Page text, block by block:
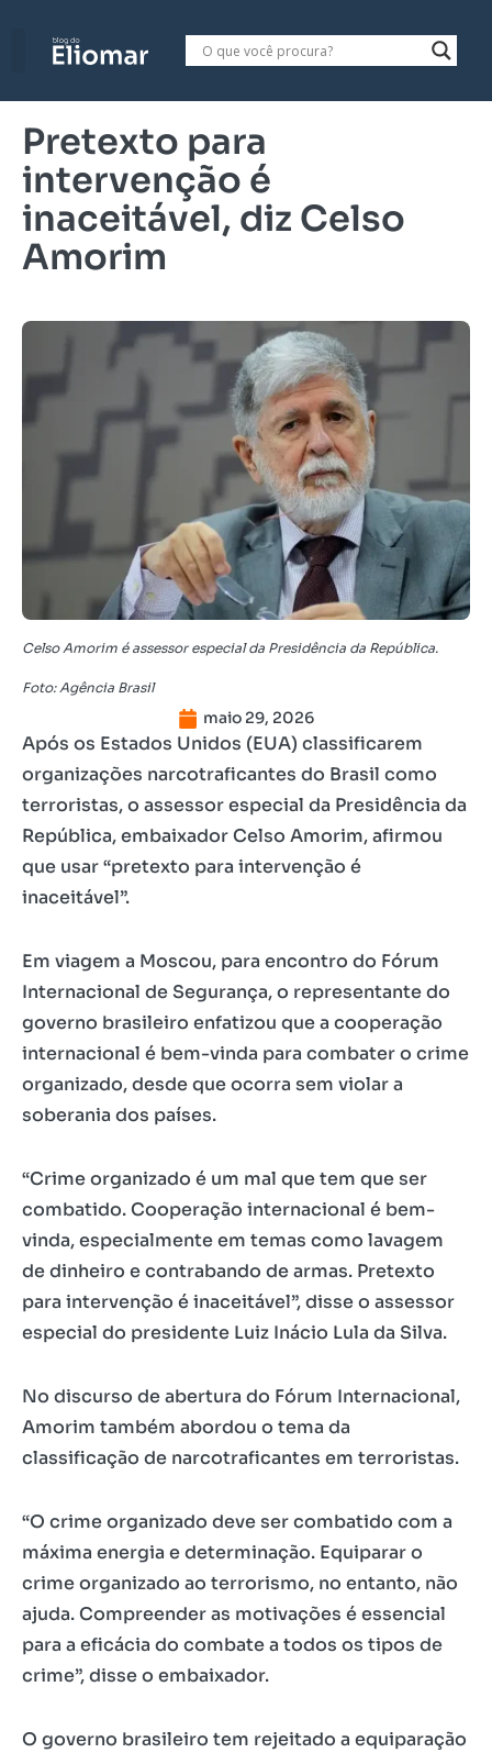
Pretexto para
intervenção é
inaceitável, diz Celso
Amorim
Celso Amorim é assessor especial da Presidência da República.
Foto: Agência Brasil
maio 29, 2026
Após os Estados Unidos (EUA) classificarem
organizações narcotraficantes do Brasil como
terroristas, o assessor especial da Presidência da
República, embaixador Celso Amorim, afirmou
que usar “pretexto para intervenção é
inaceitável”.
Em viagem a Moscou, para encontro do Fórum
Internacional de Segurança, o representante do
governo brasileiro enfatizou que a cooperação
internacional é bem-vinda para combater o crime
organizado, desde que ocorra sem violar a
soberania dos países.
“Crime organizado é um mal que tem que ser
combatido. Cooperação internacional é bem-
vinda, especialmente em temas como lavagem
de dinheiro e contrabando de armas. Pretexto
para intervenção é inaceitável”, disse o assessor
especial do presidente Luiz Inácio Lula da Silva.
No discurso de abertura do Fórum Internacional,
Amorim também abordou o tema da
classificação de narcotraficantes em terroristas.
“O crime organizado deve ser combatido com a
máxima energia e determinação. Equiparar o
crime organizado ao terrorismo, no entanto, não
ajuda. Compreender as motivações é essencial
para a eficácia do combate a todos os tipos de
crime”, disse o embaixador.
O governo brasileiro tem rejeitado a equiparação